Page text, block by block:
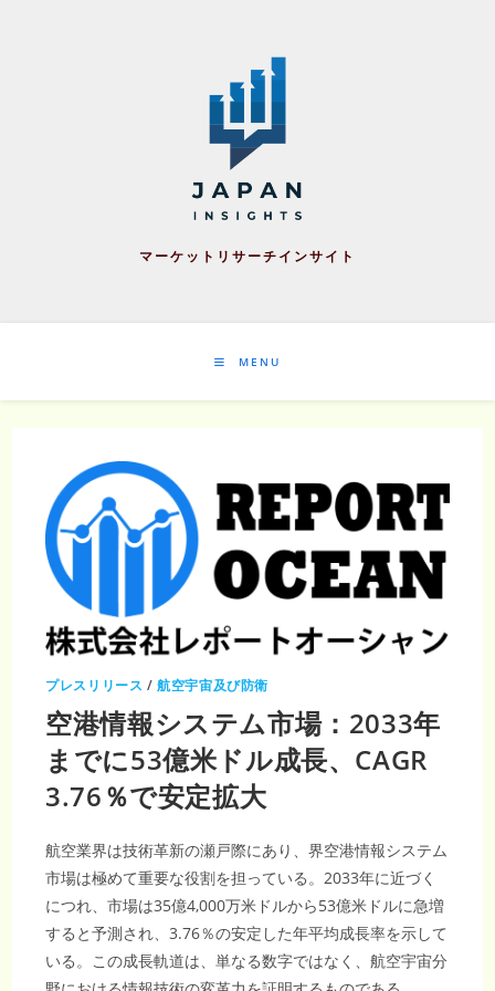
マーケットリサーチインサイト
MENU
プレスリリース /航空宇宙及び防衛
空港情報システム市場：2033年
までに53億米ドル成長、CAGR
3.76％で安定拡大
航空業界は技術革新の瀬戸際にあり、界空港情報システム
市場は極めて重要な役割を担っている。2033年に近づく
につれ、市場は35億4,000万米ドルから53億米ドルに急増
すると予測され、3.76％の安定した年平均成長率を示して
いる。この成長軌道は、単なる数字ではなく、航空宇宙分